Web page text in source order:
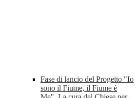
Fase di lancio del Progetto "Io
sono il Fiume, il Fiume è